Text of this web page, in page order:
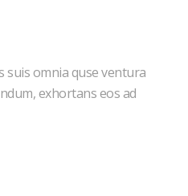
suis omnia quse ventura
exhortans eos ad